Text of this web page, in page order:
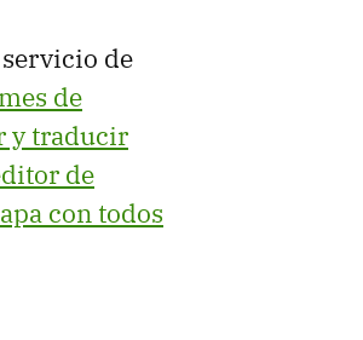
servicio de
de
y traducir
de
con todos